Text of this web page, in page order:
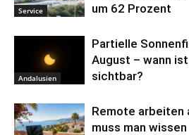
Service
um 62 Prozent
Andalusien
Partielle
August – wann
sichtbar?
Remote arbeiten
muss man wissen